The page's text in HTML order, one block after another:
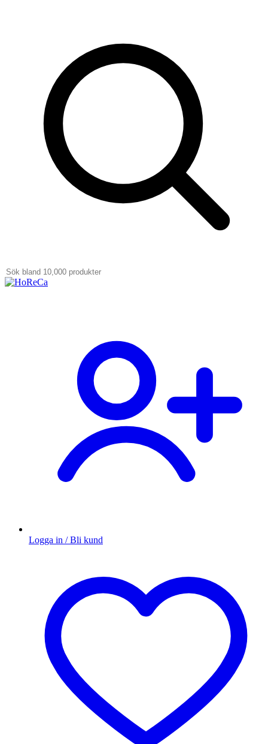
Logga in / Bli kund